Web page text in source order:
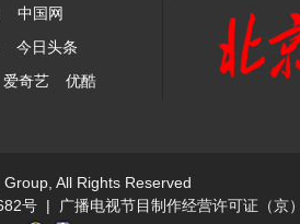
中国网
今日头条
爱奇艺 优酷
All Rights Reserved
号 |
广播电视节目制作经营许可证（京